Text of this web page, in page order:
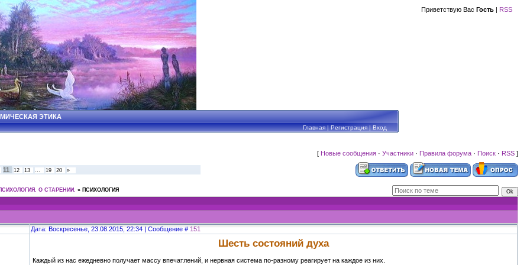
Приветствую Вас Гость | RSS
ЭТИКА
Главная|Регистрация|Вход
[ Новые сообщения · Участники · Правила форума · Поиск · RSS ]
11 12 13 … 19 20 »
О СТАРЕНИИ. » ПСИХОЛОГИЯ
Дата: Воскресенье, 23.08.2015, 22:34 | Сообщение # 151
Шесть состояний духа
Каждый из нас ежедневно получает массу впечатлений, и нервная система по-разному реагирует на каждое из них.